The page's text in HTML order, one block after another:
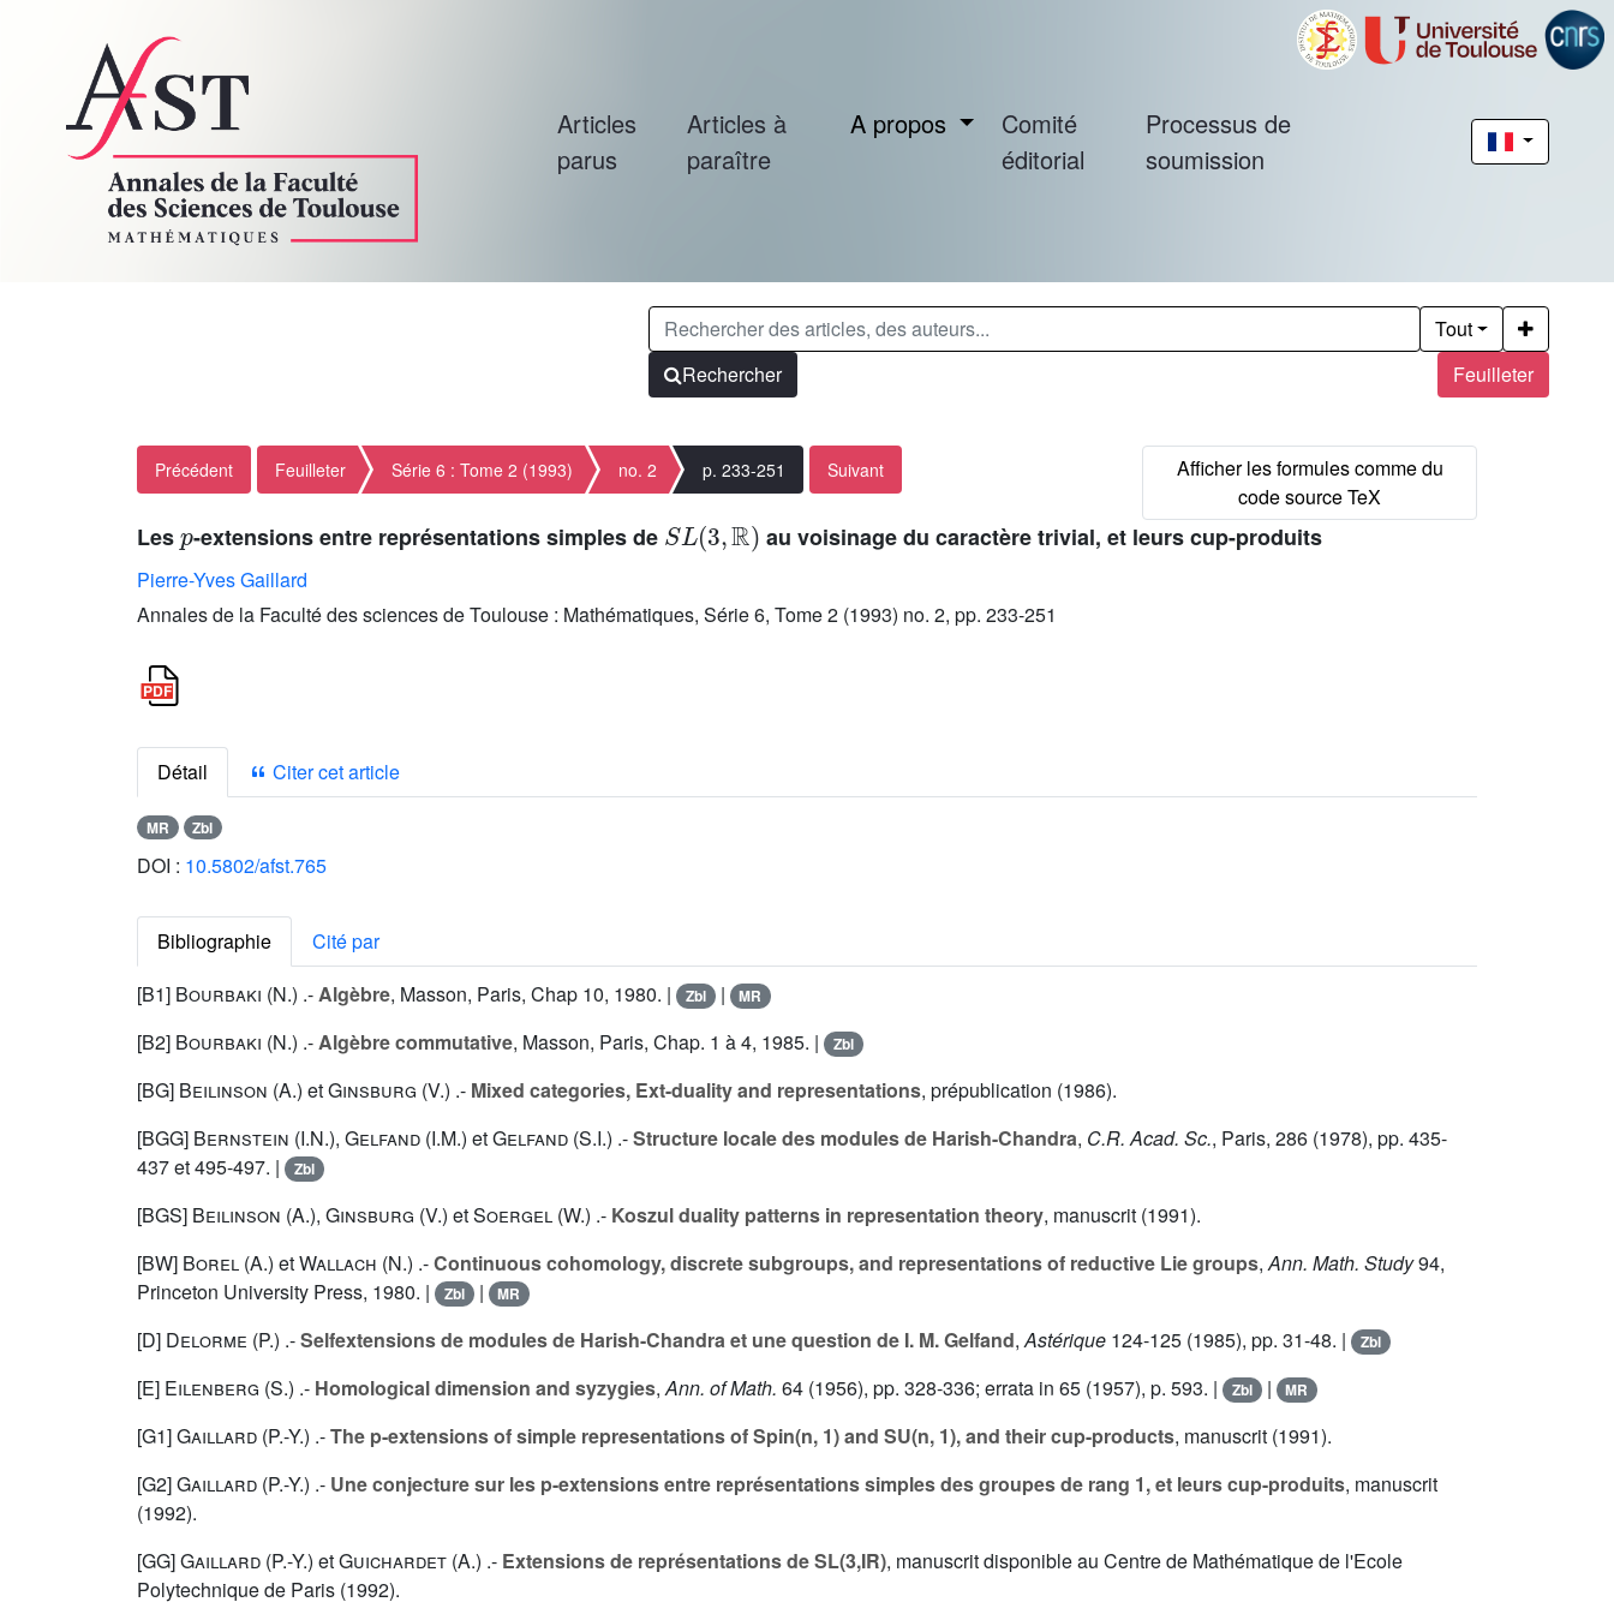
Articles
parus
Articles à
paraître
A propos
Comité
éditorial
Processus de
soumission
Feuilleter
Tout
Rechercher
Précédent Feuilleter Série 6 : Tome 2 (1993) no. 2 p. 233-251 Suivant
Les -extensions entre représentations simples de
(3 )
au voisinage du caractère trivial, et leurs cup-produits
Pierre-Yves Gaillard
Annales de la Faculté des sciences de Toulouse : Mathématiques, Série 6, Tome 2 (1993) no. 2, pp. 233-251
Détail Citer cet article
MR Zbl
DOI : 10.5802/afst.765
Bibliographie
Cité par
[B1] Bourbaki (N.) .-Algèbre, Masson, Paris, Chap 10, 1980. | Zbl | MR
[B2] Bourbaki (N.) .-Algèbre commutative, Masson, Paris, Chap. 1 à 4, 1985. | Zbl
[BG] Beilinson (A.) etGinsburg (V.) .- Mixed categories, Ext-duality and representations, prépublication (1986).
[BGG] Bernstein (I.N.), Gelfand (I.M.) etGelfand (S.I.) .-Structure locale des modules de Harish-Chandra, C.R. Acad. Sc., Paris, 286 (1978), pp. 435-
437 et 495-497. |
Zbl
[BGS] Beilinson (A.), Ginsburg (V.) etSoergel (W.) .- Koszul duality patterns in representation theory, manuscrit (1991).
[BW] Borel (A.) etWallach (N.) .-Continuous cohomology, discrete subgroups, and representations of reductive Lie groups,Ann. Math. Study94,
Princeton University Press, 1980. |
Zbl | MR
[D] Delorme (P.) .-Selfextensions de modules de Harish-Chandra et une question de I. M. Gelfand,Astérique 124-125 (1985), pp. 31-48. | Zbl
[E] Eilenberg (S.) .- Homological dimension and syzygies,Ann. of Math. 64 (1956), pp. 328-336; errata in 65 (1957), p. 593. | Zbl | MR
[G1]Gaillard (P.-Y.) .-The p-extensions of simple representations of Spin(n, 1) and SU(n, 1), and their cup-products, manuscrit (1991).
[G2]Gaillard (P.-Y.) .- Une conjecture sur les p-extensions entre représentations simples des groupes de rang 1, et leurs cup-produits, manuscrit
(1992).
[GG]Gaillard (P.-Y.) etGuichardet (A.) .- Extensions de représentations de SL(3,IR), manuscrit disponible au Centre de Mathématique de l'Ecole
Polytechnique de Paris (1992).